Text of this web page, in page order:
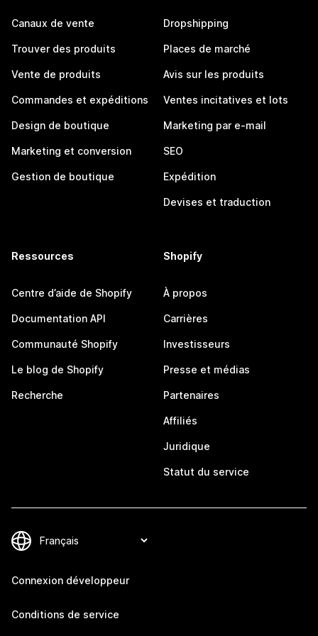
Canaux de vente
Trouver des produits
Vente de produits
Commandes et expéditions
Design de boutique
Marketing et conversion
Gestion de boutique
Dropshipping
Places de marché
Avis sur les produits
Ventes incitatives et lots
Marketing par e-mail
SEO
Expédition
Devises et traduction
Ressources
Centre d’aide de Shopify
Documentation API
Communauté Shopify
Le blog de Shopify
Recherche
Shopify
À propos
Carrières
Investisseurs
Presse et médias
Partenaires
Affiliés
Juridique
Statut du service
Connexion développeur
Conditions de service